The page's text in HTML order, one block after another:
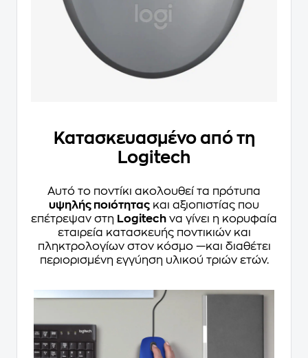
Κατασκευασμένο από τη
Logitech
Αυτό το ποντίκι ακολουθεί τα πρότυπα
υψηλής ποιότητας και αξιοπιστίας που
επέτρεψαν στη Logitech να γίνει η κορυφαία
εταιρεία κατασκευής ποντικιών και
πληκτρολογίων στον κόσμο —και διαθέτει
περιορισμένη εγγύηση υλικού τριών ετών.